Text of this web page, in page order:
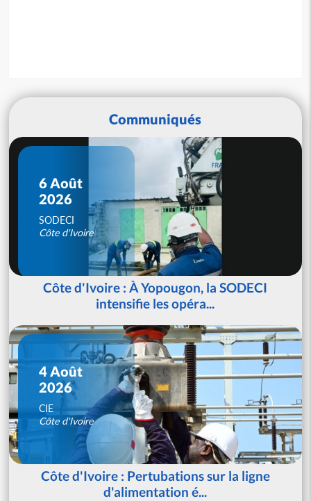
Communiqués
6 Août
2026
SODECI
Côte d'Ivoire
Côte d'Ivoire : À Yopougon, la SODECI
intensifie les opéra...
4 Août
2026
CIE
Côte d'Ivoire
Côte d'Ivoire : Pertubations sur la ligne
d'alimentation é...